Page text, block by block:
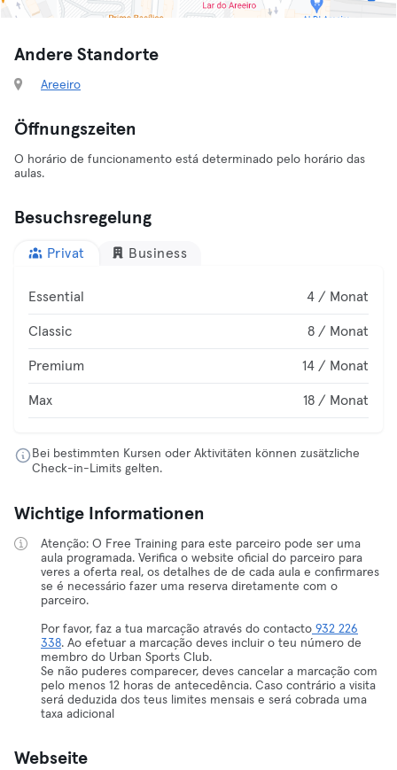
Andere Standorte
Areeiro
Öffnungszeiten
O horário de funcionamento está determinado pelo horário das
aulas.
Besuchsregelung
Privat Business
Essential 4 / Monat
Classic 8 / Monat
Premium 14 / Monat
Max 18 / Monat
Bei bestimmten Kursen oder Aktivitäten können zusätzliche
Check-in-Limits gelten.
Wichtige Informationen
Atenção: O Free Training para este parceiro pode ser uma
aula programada. Verifica o website oficial do parceiro para
veres a oferta real, os detalhes de de cada aula e confirmares
se é necessário fazer uma reserva diretamente com o
parceiro.
Por favor, faz a tua marcação através do contacto 932 226
338. Ao efetuar a marcação deves incluir o teu número de
membro do Urban Sports Club.
Se não puderes comparecer, deves cancelar a marcação com
pelo menos 12 horas de antecedência. Caso contrário a visita
será deduzida dos teus limites mensais e será cobrada uma
taxa adicional
Webseite